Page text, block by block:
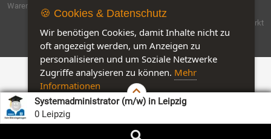
Systemadministrator (m/w) in Leipzig
0 Leipzig
Warenzeichen sind Eigentum der jeweiligen Firmen.
Software by IQ-Markt
🍪 Cookies & Datenschutz
Wir benötigen Cookies, damit Inhalte nicht zu
oft angezeigt werden, um Anzeigen zu
personalisieren und um Soziale Netzwerke
Zugriffe analysieren zu können. Mehr
Informationen
Akzeptieren Customise Cookies